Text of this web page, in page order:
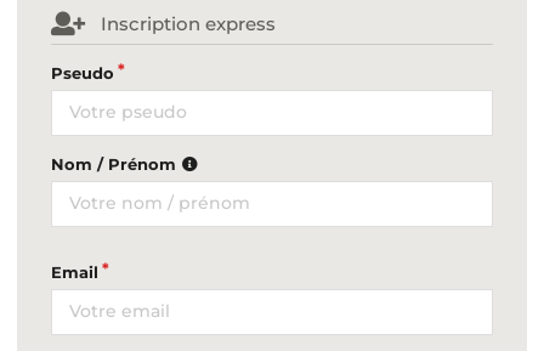
Inscription express
Pseudo
Nom / Prénom
Email